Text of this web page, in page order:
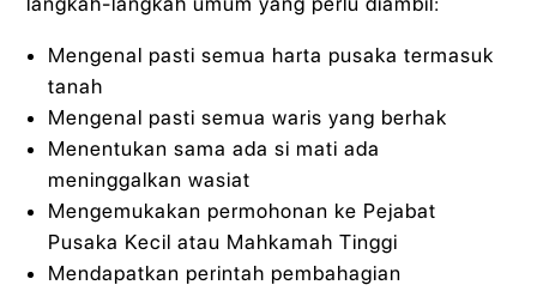
Mengenal pasti semua harta pusaka termasuk
tanah
Mengenal pasti semua waris yang berhak
Menentukan sama ada si mati ada
meninggalkan wasiat
Mengemukakan permohonan ke Pejabat
Pusaka Kecil atau Mahkamah Tinggi
Mendapatkan perintah pembahagian